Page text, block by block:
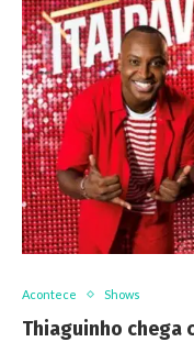
Acontece Shows
Thiaguinho chega